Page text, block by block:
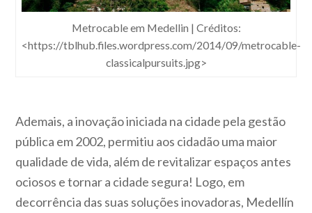
Metrocable em Medellin | Créditos:
<https://tblhub.files.wordpress.com/2014/09/metrocable-
classicalpursuits.jpg>
Ademais, a inovação iniciada na cidade pela gestão
pública em 2002, permitiu aos cidadão uma maior
qualidade de vida, além de revitalizar espaços antes
ociosos e tornar a cidade segura! Logo, em
decorrência das suas soluções inovadoras, Medellín